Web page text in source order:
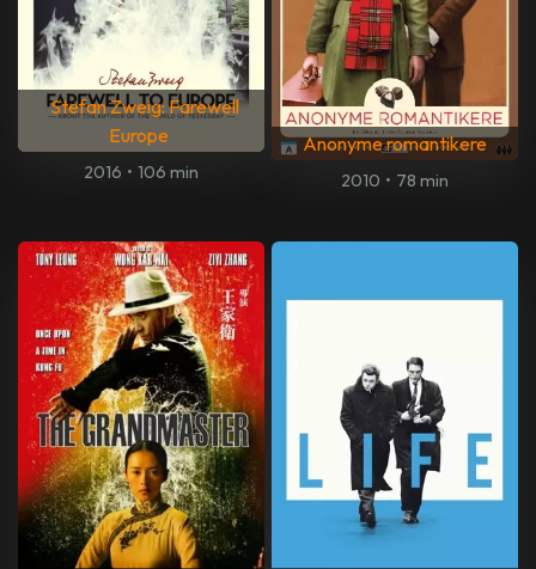
Stefan Zweig: Farewell
Europe
2016 • 106 min
Anonyme romantikere
2010 • 78 min